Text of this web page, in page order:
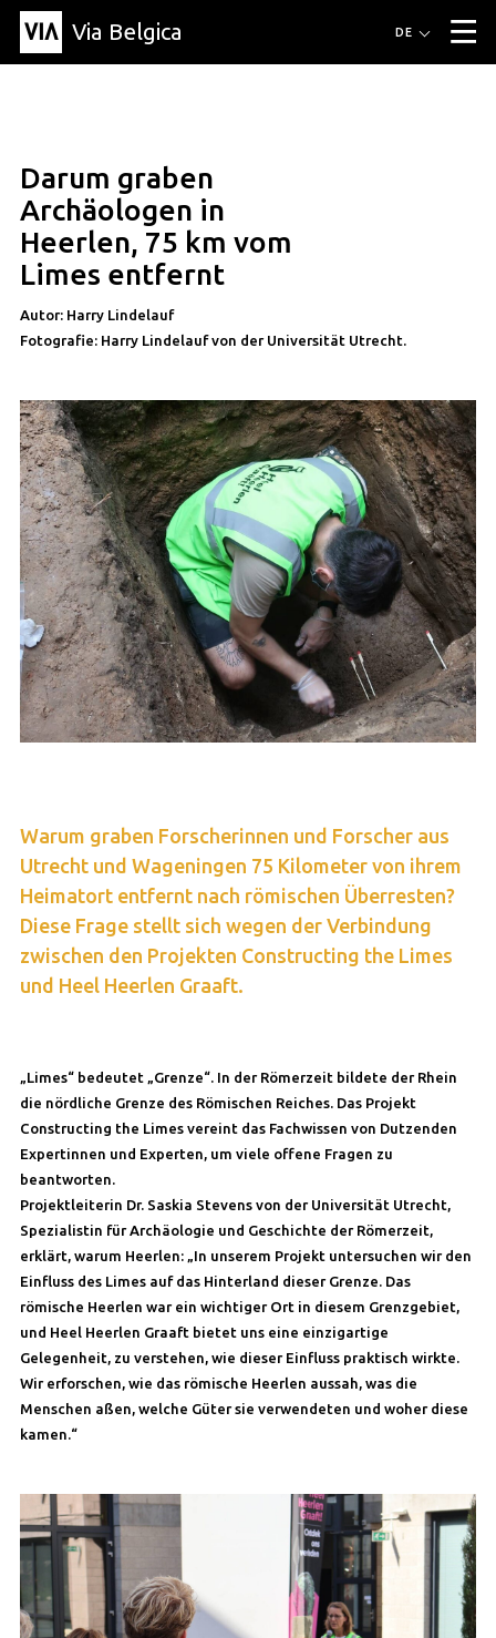
Via Belgica ▼
Über Via Belgica
Über Via Belgica
Forschung
Ausbildung
Freunde
Der Reiseführer
Organisation
Kontakt
Presse
Gemeinden
DE
artikel
Darum graben
Archäologen in
Heerlen, 75 km vom
Limes entfernt
Autor: Harry Lindelauf
Fotografie: Harry Lindelauf von der Universität Utrecht.
Warum graben Forscherinnen und Forscher aus
Utrecht und Wageningen 75 Kilometer von ihrem
Heimatort entfernt nach römischen Überresten?
Diese Frage stellt sich wegen der Verbindung
zwischen den Projekten Constructing the Limes
und Heel Heerlen Graaft.
„Limes“ bedeutet „Grenze“. In der Römerzeit bildete der Rhein
die nördliche Grenze des Römischen Reiches. Das Projekt
Constructing the Limes vereint das Fachwissen von Dutzenden
Expertinnen und Experten, um viele offene Fragen zu
beantworten.
Projektleiterin Dr. Saskia Stevens von der Universität Utrecht,
Spezialistin für Archäologie und Geschichte der Römerzeit,
erklärt, warum Heerlen: „In unserem Projekt untersuchen wir den
Einfluss des Limes auf das Hinterland dieser Grenze. Das
römische Heerlen war ein wichtiger Ort in diesem Grenzgebiet,
und Heel Heerlen Graaft bietet uns eine einzigartige
Gelegenheit, zu verstehen, wie dieser Einfluss praktisch wirkte.
Wir erforschen, wie das römische Heerlen aussah, was die
Menschen aßen, welche Güter sie verwendeten und woher diese
kamen.“